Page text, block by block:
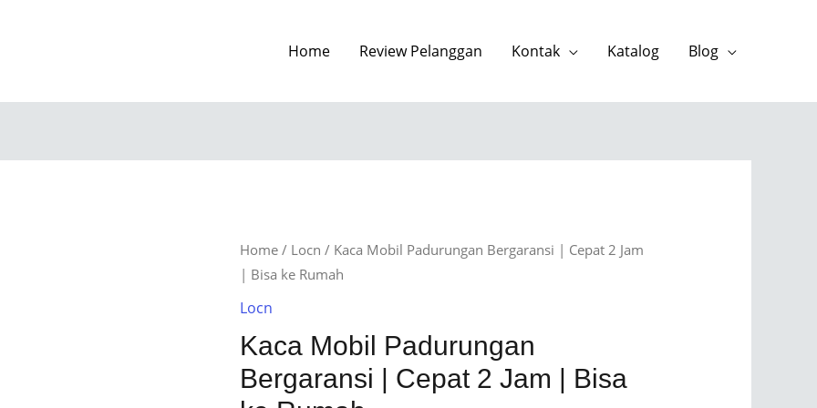
Home Review Pelanggan Kontak Katalog Blog
Home / Locn / Kaca Mobil Padurungan Bergaransi | Cepat 2 Jam
| Bisa ke Rumah
Locn
Kaca Mobil Padurungan
Bergaransi | Cepat 2 Jam | Bisa